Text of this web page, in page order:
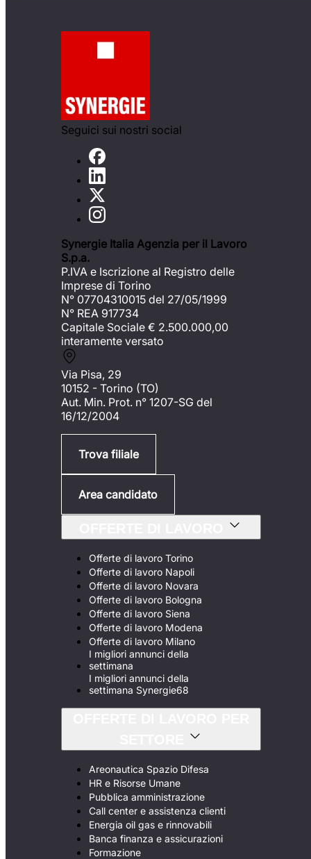
Seguici sui nostri social
Synergie Italia Agenzia per il Lavoro
S.p.a.
P.IVA e Iscrizione al Registro delle
Imprese di Torino
N° 07704310015 del 27/05/1999
N° REA 917734
Capitale Sociale € 2.500.000,00
interamente versato
Via Pisa, 29
10152 - Torino (TO)
Aut. Min. Prot. n° 1207-SG del
16/12/2004
Trova filiale
Area candidato
Offerte di lavoro Torino
Offerte di lavoro Napoli
Offerte di lavoro Novara
Offerte di lavoro Bologna
Offerte di lavoro Siena
Offerte di lavoro Modena
Offerte di lavoro Milano
I migliori annunci della
settimana
I migliori annunci della
settimana Synergie68
Areonautica Spazio Difesa
HR e Risorse Umane
Pubblica amministrazione
Call center e assistenza clienti
Energia oil gas e rinnovabili
Banca finanza e assicurazioni
Formazione